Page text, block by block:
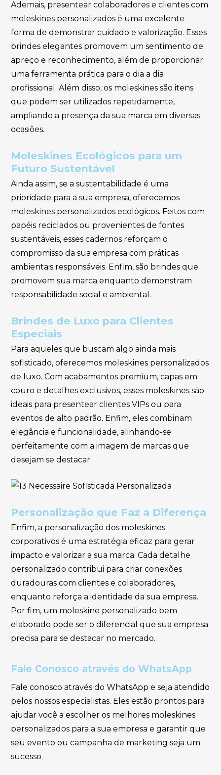
Ademais, presentear colaboradores e clientes com
moleskines personalizados é uma excelente
forma de demonstrar cuidado e valorização. Esses
brindes elegantes promovem um sentimento de
apreço e reconhecimento, além de proporcionar
uma ferramenta prática para o dia a dia
profissional. Além disso, os moleskines são itens
que podem ser utilizados repetidamente,
ampliando a presença da sua marca em diversas
ocasiões.
Moleskines Ecológicos para um
Futuro Sustentável
Ainda assim, se a sustentabilidade é uma
prioridade para a sua empresa, oferecemos
moleskines personalizados ecológicos. Feitos com
papéis reciclados ou provenientes de fontes
sustentáveis, esses cadernos reforçam o
compromisso da sua empresa com práticas
ambientais responsáveis. Enfim, são brindes que
promovem sua marca enquanto demonstram
responsabilidade social e ambiental.
Brindes de Luxo para Clientes
Especiais
Para aqueles que buscam algo ainda mais
sofisticado, oferecemos moleskines personalizados
de luxo. Com acabamentos premium, capas em
couro e detalhes exclusivos, esses moleskines são
ideais para presentear clientes VIPs ou para
eventos de alto padrão. Enfim, eles combinam
elegância e funcionalidade, alinhando-se
perfeitamente com a imagem de marcas que
desejam se destacar.
Personalização que Faz a Diferença
Enfim, a personalização dos moleskines
corporativos é uma estratégia eficaz para gerar
impacto e valorizar a sua marca. Cada detalhe
personalizado contribui para criar conexões
duradouras com clientes e colaboradores,
enquanto reforça a identidade da sua empresa.
Por fim, um moleskine personalizado bem
elaborado pode ser o diferencial que sua empresa
precisa para se destacar no mercado.
Fale Conosco através do WhatsApp
Fale conosco através do WhatsApp e seja atendido
pelos nossos especialistas. Eles estão prontos para
ajudar você a escolher os melhores moleskines
personalizados para a sua empresa e garantir que
seu evento ou campanha de marketing seja um
sucesso.